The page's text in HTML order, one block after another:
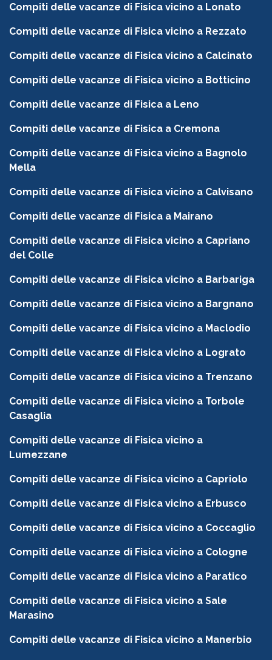
Compiti delle vacanze di Fisica vicino a Lonato
Compiti delle vacanze di Fisica vicino a Rezzato
Compiti delle vacanze di Fisica vicino a Calcinato
Compiti delle vacanze di Fisica vicino a Botticino
Compiti delle vacanze di Fisica a Leno
Compiti delle vacanze di Fisica a Cremona
Compiti delle vacanze di Fisica vicino a Bagnolo
Mella
Compiti delle vacanze di Fisica vicino a Calvisano
Compiti delle vacanze di Fisica a Mairano
Compiti delle vacanze di Fisica vicino a Capriano
del Colle
Compiti delle vacanze di Fisica vicino a Barbariga
Compiti delle vacanze di Fisica vicino a Bargnano
Compiti delle vacanze di Fisica vicino a Maclodio
Compiti delle vacanze di Fisica vicino a Lograto
Compiti delle vacanze di Fisica vicino a Trenzano
Compiti delle vacanze di Fisica vicino a Torbole
Casaglia
Compiti delle vacanze di Fisica vicino a
Lumezzane
Compiti delle vacanze di Fisica vicino a Capriolo
Compiti delle vacanze di Fisica vicino a Erbusco
Compiti delle vacanze di Fisica vicino a Coccaglio
Compiti delle vacanze di Fisica vicino a Cologne
Compiti delle vacanze di Fisica vicino a Paratico
Compiti delle vacanze di Fisica vicino a Sale
Marasino
Compiti delle vacanze di Fisica vicino a Manerbio